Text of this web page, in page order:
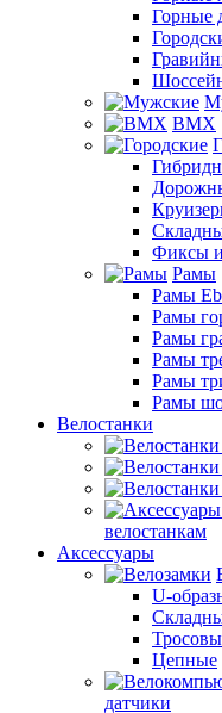
Горные
BMX
Фиксы
Рамы
Рамы
Рамы
Рамы
Рамы
Рамы
Рамы
Велостанки
велостанкам
Аксессуары
U-
Цепные
датчики